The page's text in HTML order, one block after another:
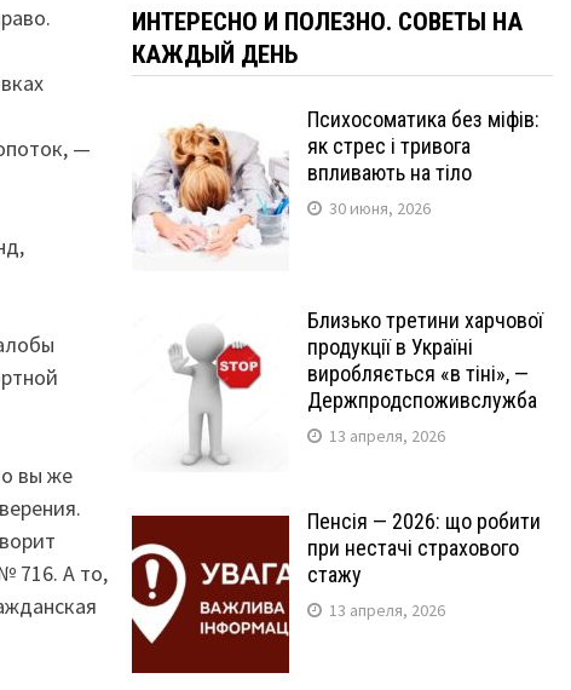
—
вы же
716. А то,
ИНТЕРЕСНО И ПОЛЕЗНО. СОВЕТЫ НА
КАЖДЫЙ ДЕНЬ
Психосоматика без міфів:
як стрес і тривога
впливають на тіло
30 июня, 2026
Близько третини харчової
продукції в Україні
виробляється «в тіні», —
Держпродспоживслужба
13 апреля, 2026
Пенсія — 2026: що робити
при нестачі страхового
стажу
13 апреля, 2026